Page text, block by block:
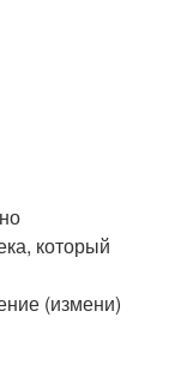
который
(измени)